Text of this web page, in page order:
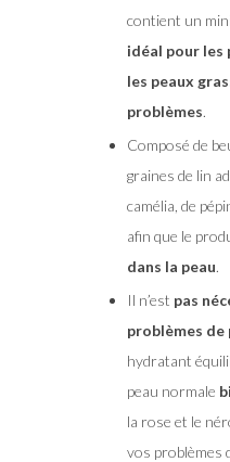
contient un
idéal pour les
les peaux
problèmes.
Composé de
graines de lin
camélia, de
afin que le
dans la peau.
Il n’est pas
problèmes de
hydratant
peau normale
la rose et le
vos problèmes